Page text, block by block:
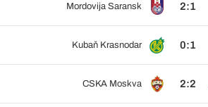
Mordovija Saransk 2:1
Kubaň Krasnodar 0:1
CSKA Moskva 2:2